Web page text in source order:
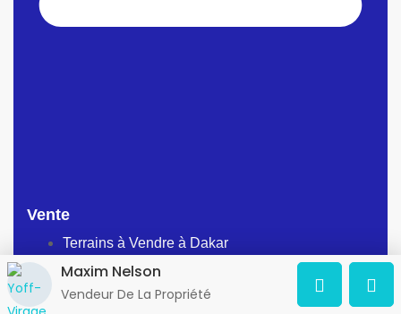
Vente
Terrains à Vendre à Dakar
Appartements à vendre à Dakar
Maisons a vendre a Dakar
Maxim Nelson
Vendeur De La Propriété